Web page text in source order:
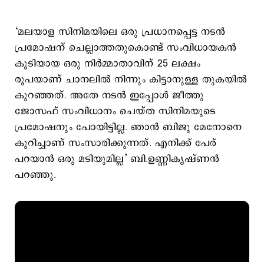
‘മലയാള സിനിമയിലെ ഒരു പ്രധാനപ്പെട്ട നടൻ
പ്രമോഷന് ചെല്ലാത്തതുകൊണ്ട് സംവിധായകൻ
കൂടിയായ ഒരു നിർമ്മാതാവിന് 25 ലക്ഷം
രൂപയാണ് ചാനലിൽ നിന്നും കിട്ടാനുള്ള തുകയിൽ
കുറഞ്ഞത്. അതേ നടൻ ഇപ്പോൾ ജീത്തു
ജോസഫ് സംവിധാനം ചെയ്ത സിനിമയുടെ
പ്രമോഷനും പോയിട്ടില്ല. ഞാൻ ബിജു മേനോനെ
കുറിച്ചാണ് സംസാരിക്കുന്നത്. എനിക്ക് പേര്
പറയാൻ ഒരു മടിയുമില്ല’ ബി.ഉണ്ണികൃഷ്ണന്‍
പറഞ്ഞു.